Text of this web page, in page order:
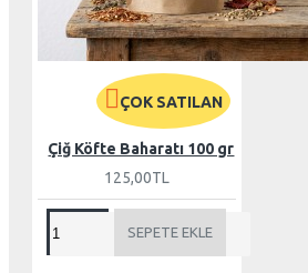
ÇOK SATILAN
Çiğ Köfte Baharatı 100 gr
125,00TL
SEPETE EKLE